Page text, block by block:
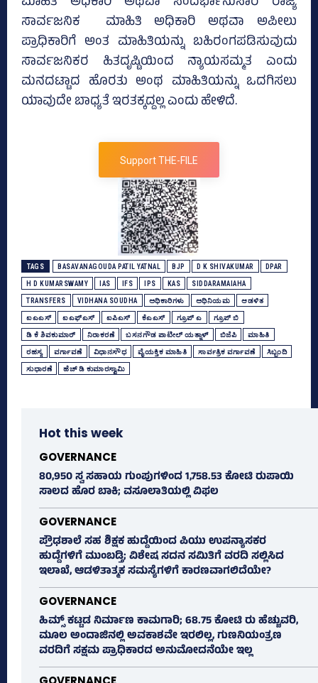
ಸಾರ್ವಜನಿಕ ಮಾಹಿತಿ ಅಧಿಕಾರಿ ಅಥವಾ ಅಪೀಲು
ಪ್ರಾಧಿಕಾರಿಗೆ ಅಂತ ಮಾಹಿತಿಯನ್ನು ಬಹಿರಂಗಪಡಿಸುವುದು
ಸಾರ್ವಜನಿಕರ ಹಿತದೃಷ್ಟಿಯಿಂದ ನ್ಯಾಯಸಮ್ಮತ ಎಂದು
ಮನದಟ್ಟಾದ ಹೊರತು ಅಂಥ ಮಾಹಿತಿಯನ್ನು ಒದಗಿಸಲು
ಯಾವುದೇ ಬಾಧ್ಯತೆ ಇರತಕ್ಕದ್ದಲ್ಲ ಎಂದು ಹೇಳಿದೆ.
Support THE-FILE
TAGS BASAVANAGOUDA PATIL YATNAL BJP D K SHIVAKUMAR DPAR
H D KUMARSWAMY IAS IFS IPS KAS SIDDARAMAIAHA
TRANSFERS VIDHANA SOUDHA ಅಧಿಕಾರಿಗಳು ಅಧಿನಿಯಮ ಆಡಳಿತ
ಐಎಎಸ್‌ ಐಎಫ್‌ಎಸ್‌ ಐಪಿಎಸ್‌ ಕೆಎಎಸ್ ಗ್ರೂಪ್‌ ಎ ಗ್ರೂಪ್‌ ಬಿ
ಡಿ ಕೆ ಶಿವಕುಮಾರ್ ನಿರಾಕರಣೆ ಬಸನಗೌಡ ಪಾಟೀಲ್‌ ಯತ್ನಾಳ್‌ ಬಿಜೆಪಿ ಮಾಹಿತಿ
ರಹಸ್ಯ ವರ್ಗಾವಣೆ ವಿಧಾನಸೌಧ ವೈಯಕ್ತಿಕ ಮಾಹಿತಿ ಸಾರ್ವತ್ರಿಕ ವರ್ಗಾವಣೆ ಸಿಬ್ಬಂದಿ
ಸುಧಾರಣೆ ಹೆಚ್‌ ಡಿ ಕುಮಾರಸ್ವಾಮಿ
Hot this week
GOVERNANCE
80,950 ಸ್ವ ಸಹಾಯ ಗುಂಪುಗಳಿಂದ 1,758.53 ಕೋಟಿ ರುಪಾಯಿ
ಸಾಲದ ಹೊರ ಬಾಕಿ; ವಸೂಲಾತಿಯಲ್ಲಿ ವಿಫಲ
GOVERNANCE
ಪ್ರೌಢಶಾಲೆ ಸಹ ಶಿಕ್ಷಕ ಹುದ್ದೆಯಿಂದ ಪಿಯು ಉಪನ್ಯಾಸಕರ
ಹುದ್ದೆಗಳಿಗೆ ಮುಂಬಡ್ತಿ; ವಿಶೇಷ ಸದನ ಸಮಿತಿಗೆ ವರದಿ ಸಲ್ಲಿಸಿದ
ಇಲಾಖೆ, ಆಡಳಿತಾತ್ಮಕ ಸಮಸ್ಯೆಗಳಿಗೆ ಕಾರಣವಾಗಲಿದೆಯೇ?
GOVERNANCE
ಹಿಮ್ಸ್‌ ಕಟ್ಟಡ ನಿರ್ಮಾಣ ಕಾಮಗಾರಿ; 68.75 ಕೋಟಿ ರು ಹೆಚ್ಚುವರಿ,
ಮೂಲ ಅಂದಾಜಿನಲ್ಲಿ ಅವಕಾಶವೇ ಇರಲಿಲ್ಲ, ಗುಣನಿಯಂತ್ರಣ
ವರದಿಗೆ ಸಕ್ಷಮ ಪ್ರಾಧಿಕಾರದ ಅನುಮೋದನೆಯೇ ಇಲ್ಲ